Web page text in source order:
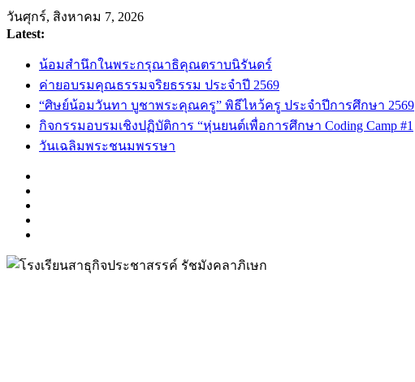
Skip
to
content
วันศุกร์, สิงหาคม 7, 2026
Latest:
น้อมสำนึกในพระกรุณาธิคุณตราบนิรันดร์
ค่ายอบรมคุณธรรมจริยธรรม ประจำปี 2569
“ศิษย์น้อมวันทา บูชาพระคุณครู” พิธีไหว้ครู ประจำปีการศึกษา 2569
กิจกรรมอบรมเชิงปฏิบัติการ “หุ่นยนต์เพื่อการศึกษา Coding Camp #1
วันเฉลิมพระชนมพรรษา